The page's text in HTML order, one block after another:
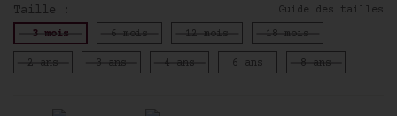
Taille : Guide des tailles
3 mois 6 mois 12 mois 18 mois
2 ans 3 ans 4 ans 6 ans 8 ans